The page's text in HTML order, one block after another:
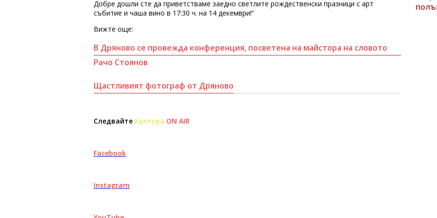
Добре дошли сте да приветстваме заедно светлите рождественски празници с арт
събитие и чаша вино в 17:30 ч. на 14 декември!“
Вижте още:
В Дряново се провежда конференция, посветена на майстора на словото
Рачо Стоянов
Щастливият фотограф от Дряново
Следвайте Култура ON AIR
Facebook
Instagram